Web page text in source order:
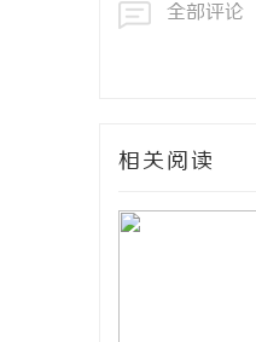
全部评论
相关阅读